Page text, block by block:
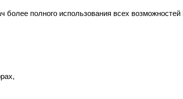
полного использования всех возможностей